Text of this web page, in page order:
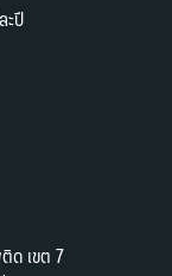
ปี
ด เขต 7